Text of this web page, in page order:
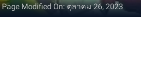
Page Modified On:ตุลาคม 26, 2023